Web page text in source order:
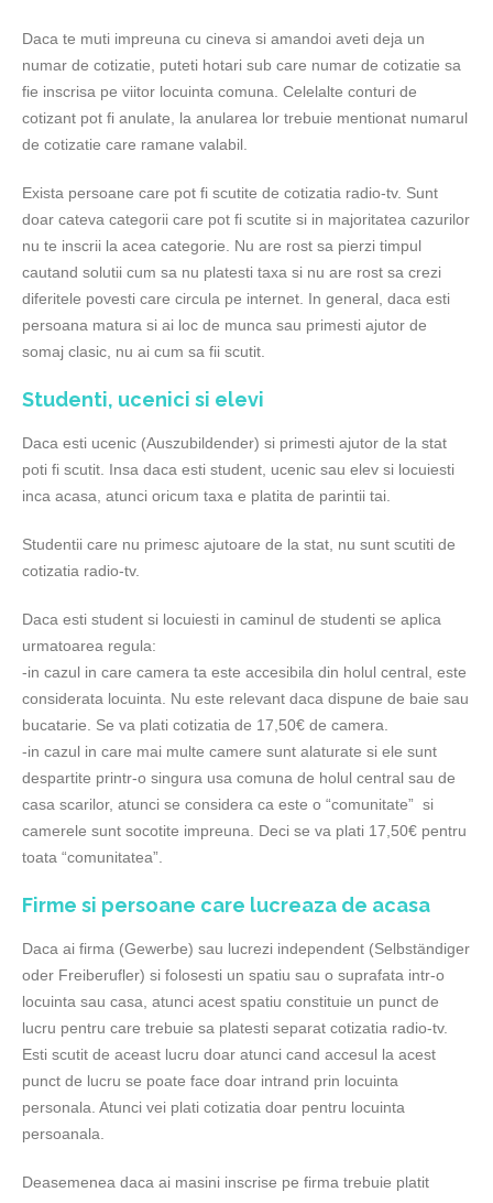
Daca te muti impreuna cu cineva si amandoi aveti deja un
numar de cotizatie, puteti hotari sub care numar de cotizatie sa
fie inscrisa pe viitor locuinta comuna. Celelalte conturi de
cotizant pot fi anulate, la anularea lor trebuie mentionat numarul
de cotizatie care ramane valabil.
Exista persoane care pot fi scutite de cotizatia radio-tv. Sunt
doar cateva categorii care pot fi scutite si in majoritatea cazurilor
nu te inscrii la acea categorie. Nu are rost sa pierzi timpul
cautand solutii cum sa nu platesti taxa si nu are rost sa crezi
diferitele povesti care circula pe internet. In general, daca esti
persoana matura si ai loc de munca sau primesti ajutor de
somaj clasic, nu ai cum sa fii scutit.
Studenti, ucenici si elevi
Daca esti ucenic (Auszubildender) si primesti ajutor de la stat
poti fi scutit. Insa daca esti student, ucenic sau elev si locuiesti
inca acasa, atunci oricum taxa e platita de parintii tai.
Studentii care nu primesc ajutoare de la stat, nu sunt scutiti de
cotizatia radio-tv.
Daca esti student si locuiesti in caminul de studenti se aplica
urmatoarea regula:
-in cazul in care camera ta este accesibila din holul central, este
considerata locuinta. Nu este relevant daca dispune de baie sau
bucatarie. Se va plati cotizatia de 17,50€ de camera.
-in cazul in care mai multe camere sunt alaturate si ele sunt
despartite printr-o singura usa comuna de holul central sau de
casa scarilor, atunci se considera ca este o “comunitate” si
camerele sunt socotite impreuna. Deci se va plati 17,50€ pentru
toata “comunitatea”.
Firme si persoane care lucreaza de acasa
Daca ai firma (Gewerbe) sau lucrezi independent (Selbständiger
oder Freiberufler) si folosesti un spatiu sau o suprafata intr-o
locuinta sau casa, atunci acest spatiu constituie un punct de
lucru pentru care trebuie sa platesti separat cotizatia radio-tv.
Esti scutit de aceast lucru doar atunci cand accesul la acest
punct de lucru se poate face doar intrand prin locuinta
personala. Atunci vei plati cotizatia doar pentru locuinta
persoanala.
Deasemenea daca ai masini inscrise pe firma trebuie platit